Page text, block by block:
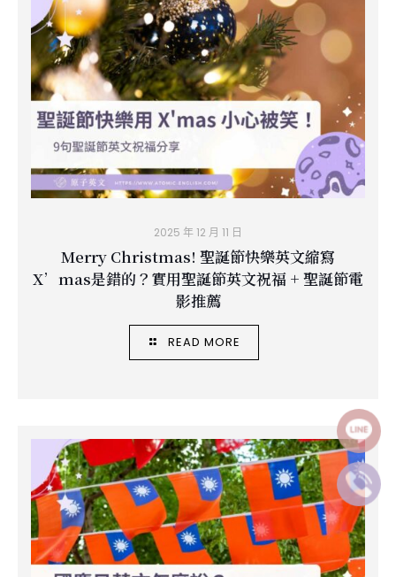
2025 年 12 月 11 日
Merry Christmas! 聖誕節快樂英文縮寫
X’mas是錯的？實用聖誕節英文祝福 + 聖誕節電
影推薦
READ MORE